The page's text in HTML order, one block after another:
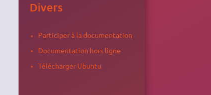
Divers
Participer à la documentation
Documentation hors ligne
Télécharger Ubuntu